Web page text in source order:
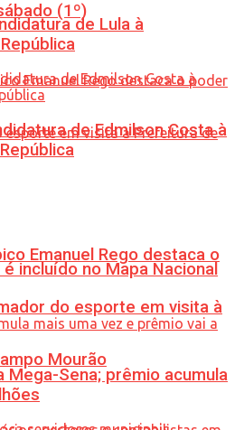
(1º)
Emanuel Rego destaca o
do esporte em visita à
Mourão
de Lula à
de Edmilson Costa à
incluído no Mapa Nacional
Mega-Sena; prêmio acumula